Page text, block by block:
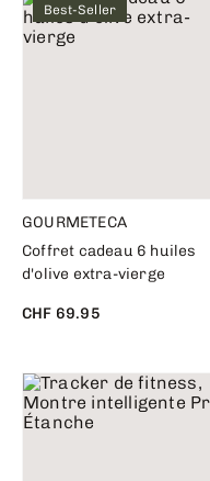
Best-Seller
GOURMETECA
Coffret cadeau 6 huiles
d'olive extra-vierge
CHF 69.95